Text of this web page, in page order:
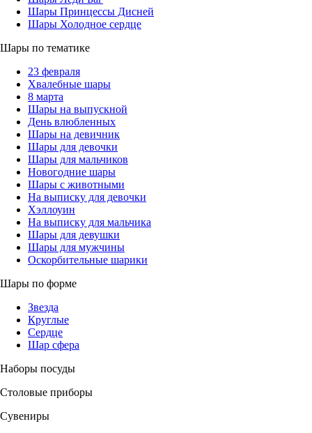
Шары Принцессы Дисней
Шары Холодное сердце
Шары по тематике
23 февраля
Хвалебные шары
8 марта
Шары на выпускной
День влюбленных
Шары на девичник
Шары для девочки
Шары для мальчиков
Новогодние шары
Шары с животными
На выписку для девочки
Хэллоуин
На выписку для мальчика
Шары для девушки
Шары для мужчины
Оскорбительные шарики
Шары по форме
Звезда
Круглые
Сердце
Шар сфера
Наборы посуды
Столовые приборы
Сувениры